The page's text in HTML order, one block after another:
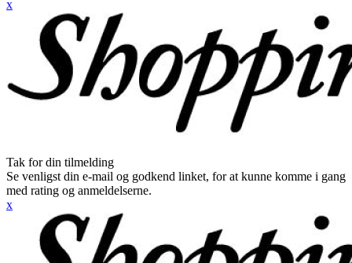
x
Tak for din tilmelding
Se venligst din e-mail og godkend linket, for at kunne komme i gang
med rating og anmeldelserne.
x